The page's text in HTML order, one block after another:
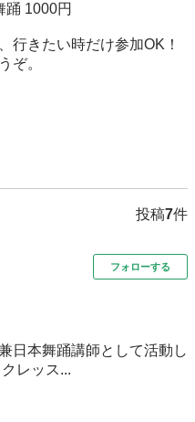
踊 1000円
行きたい時だけ参加OK！
ぞ。
投稿7件
フォローする
日本舞踊講師として活動し
レッス...